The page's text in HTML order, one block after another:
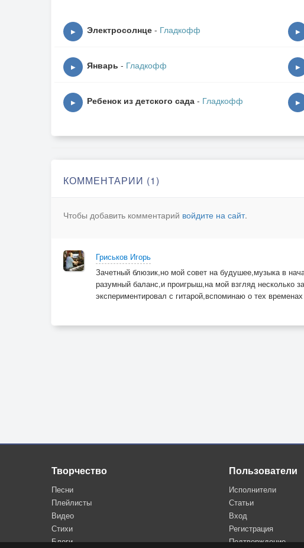
Птицы – ангелы там в гнёздах.
▶ Электросолнце - Гладкофф ▶
▶ Январь - Гладкофф ▶
▶ Ребенок из детского сада - Гладкофф ▶
КОММЕНТАРИИ (1)
Чтобы добавить комментарий войдите на сайт.
Гриськов Игорь
Зачетный блюзик,но мой совет на будушее,музыка в
разумный баланс,и проигрыш,на мой взгляд несколько
экспериментировал с гитарой,вспоминаю о тех
Творчество
Песни
Плейлисты
Видео
Стихи
Блоги
Пользователи
Исполнители
Статьи
Вход
Регистрация
Подтверждение